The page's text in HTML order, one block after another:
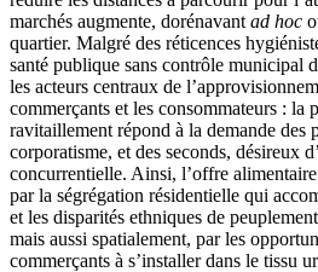
marchés augmente, dorénavant ad hoc
quartier. Malgré des réticences
santé publique sans contrôle municipal
les acteurs centraux de
commerçants et les consommateurs : la
ravitaillement répond à la demande des
corporatisme, et des seconds, désireux
concurrentielle. Ainsi, l’offre
par la ségrégation résidentielle qui
et les disparités ethniques de
mais aussi spatialement, par les
commerçants à s’installer dans le tissu